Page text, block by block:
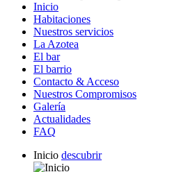
Inicio
Habitaciones
Nuestros servicios
La Azotea
El bar
El barrio
Contacto & Acceso
Nuestros Compromisos
Galería
Actualidades
FAQ
Inicio descubrir